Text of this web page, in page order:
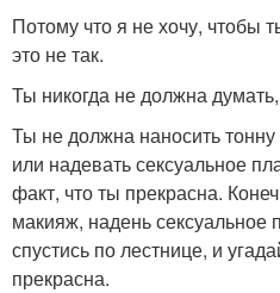
Потому что я не хочу, чтобы
это не так.
Ты никогда не должна думать,
Ты не должна наносить
или надевать сексуальное
факт, что ты прекрасна.
макияж, надень сексуальное
спустись по лестнице, и
прекрасна.